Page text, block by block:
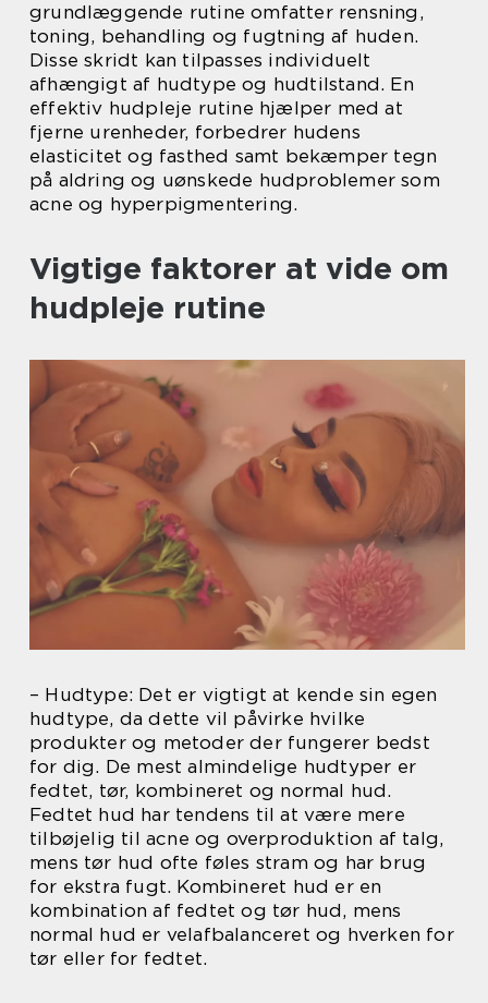
grundlæggende rutine omfatter rensning,
toning, behandling og fugtning af huden.
Disse skridt kan tilpasses individuelt
afhængigt af hudtype og hudtilstand. En
effektiv hudpleje rutine hjælper med at
fjerne urenheder, forbedrer hudens
elasticitet og fasthed samt bekæmper tegn
på aldring og uønskede hudproblemer som
acne og hyperpigmentering.
Vigtige faktorer at vide om
hudpleje rutine
– Hudtype: Det er vigtigt at kende sin egen
hudtype, da dette vil påvirke hvilke
produkter og metoder der fungerer bedst
for dig. De mest almindelige hudtyper er
fedtet, tør, kombineret og normal hud.
Fedtet hud har tendens til at være mere
tilbøjelig til acne og overproduktion af talg,
mens tør hud ofte føles stram og har brug
for ekstra fugt. Kombineret hud er en
kombination af fedtet og tør hud, mens
normal hud er velafbalanceret og hverken for
tør eller for fedtet.